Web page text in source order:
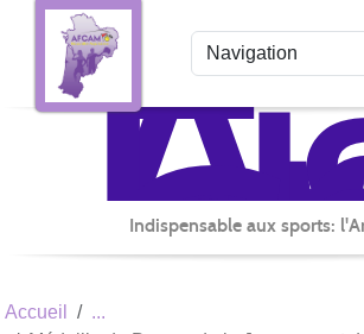
Indispensable aux sports:
Accueil
Panneau de gestion des cookies